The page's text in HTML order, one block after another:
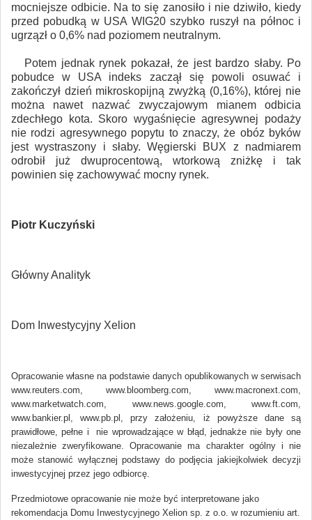
mocniejsze odbicie. Na to się zanosiło i nie dziwiło, kiedy
przed pobudką w USA WIG20 szybko ruszył na północ i
ugrzązł o 0,6% nad poziomem neutralnym.
Potem jednak rynek pokazał, że jest bardzo słaby. Po
pobudce w USA indeks zaczął się powoli osuwać i
zakończył dzień mikroskopijną zwyżką (0,16%), której nie
można nawet nazwać zwyczajowym mianem odbicia
zdechłego kota. Skoro wygaśnięcie agresywnej podaży
nie rodzi agresywnego popytu to znaczy, że obóz byków
jest wystraszony i słaby. Węgierski BUX z nadmiarem
odrobił już dwuprocentową, wtorkową zniżkę i tak
powinien się zachowywać mocny rynek.
Piotr Kuczyński
Główny Analityk
Dom Inwestycyjny Xelion
Opracowanie własne na podstawie danych opublikowanych w serwisach
www.reuters.com, www.bloomberg.com, www.macronext.com,
www.marketwatch.com, www.news.google.com, www.ft.com,
www.bankier.pl, www.pb.pl, przy założeniu, iż powyższe dane są
prawidłowe, pełne i nie wprowadzające w błąd, jednakże nie były one
niezależnie zweryfikowane. Opracowanie ma charakter ogólny i nie
może stanowić wyłącznej podstawy do podjęcia jakiejkolwiek decyzji
inwestycyjnej przez jego odbiorcę.
Przedmiotowe opracowanie nie może być interpretowane jako
rekomendacja Domu Inwestycyjnego Xelion sp. z o.o. w rozumieniu art.